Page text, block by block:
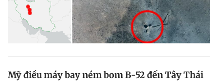
Mỹ điều máy bay ném bom B-52 đến Tây Thái